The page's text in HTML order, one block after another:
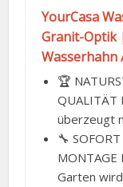
YourCasa
Granit-Optik
Wasserhahn
🏆
QUALITÄT
überzeugt
🔧
Garten